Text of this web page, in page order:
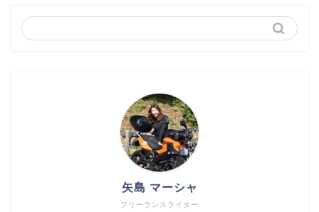
フリーランスライター
矢島 マーシャ